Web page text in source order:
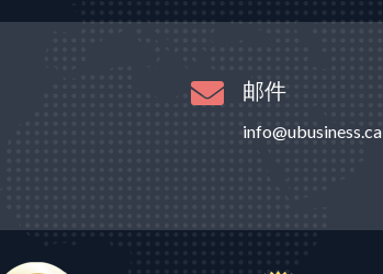
 邮件
info@ubusiness.ca